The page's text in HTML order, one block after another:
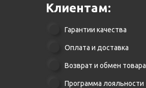
Клиентам:
Гарантии качества
Оплата и доставка
Возврат и обмен товара
Программа лояльности